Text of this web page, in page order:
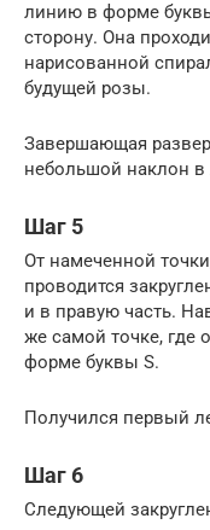
линию в форме
сторону. Она
нарисованной
будущей розы.
Завершающая
небольшой наклон в
Шаг 5
От намеченной
проводится
и в правую часть.
же самой точке, где
форме буквы S.
Получился первый
Шаг 6
Следующей